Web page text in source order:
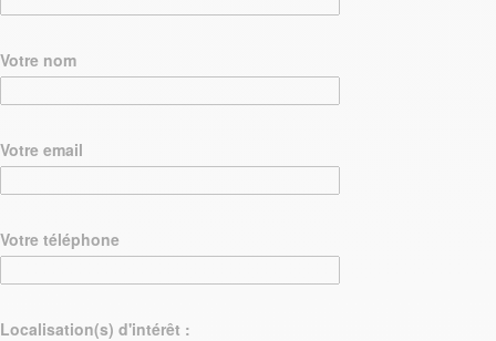
Votre nom
Votre email
Votre téléphone
Localisation(s) d'intérêt :